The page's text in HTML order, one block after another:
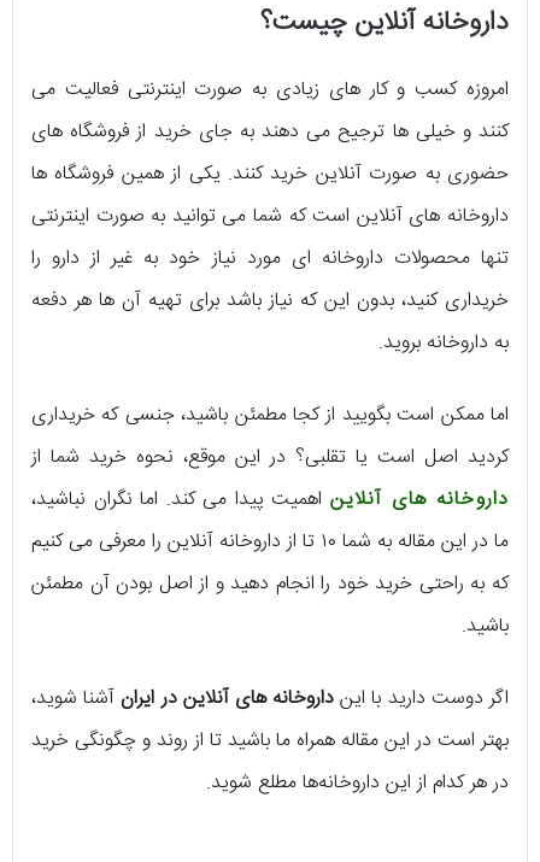
داروخانه آنلاین چیست؟
امروزه کسب و کار های زیادی به صورت اینترنتی فعالیت می
کنند و خیلی ها ترجیح می دهند به جای خرید از فروشگاه های
حضوری به صورت آنلاین خرید کنند. یکی از همین فروشگاه ها
داروخانه های آنلاین است که شما می توانید به صورت اینترنتی
تنها محصولات داروخانه ای مورد نیاز خود به غیر از دارو را
خریداری کنید، بدون این که نیاز باشد برای تهیه آن ها هر دفعه
به داروخانه بروید.
اما ممکن است بگویید از کجا مطمئن باشید، جنسی که خریداری
کردید اصل است یا تقلبی؟ در این موقع، نحوه خرید شما از
داروخانه های آنلاین اهمیت پیدا می کند. اما نگران نباشید،
ما در این مقاله به شما ۱۰ تا از داروخانه‌ آنلاین را معرفی می کنیم
که به راحتی خرید خود را انجام دهید و از اصل بودن آن مطمئن
باشید.
اگر دوست دارید با اینداروخانه های آنلاین در ایران آشنا شوید،
بهتر است در این مقاله همراه ما باشید تا از روند و چگونگی خرید
در هر کدام از این داروخانه‌ها مطلع شوید.